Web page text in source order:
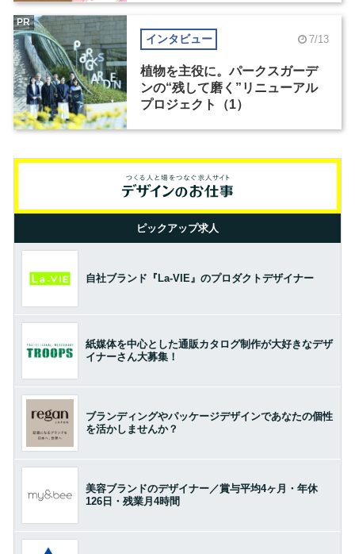
インタビュー 7/13
植物を主役に。パークスガーデ
ンの“残して磨く”リニューアル
プロジェクト（1）
PR
ピックアップ求人
自社ブランド『La-VIE』のプロダクトデザイナー
紙媒体を中心とした通販カタログ制作が大好きなデザ
イナーさん大募集！
ブランディングやパッケージデザインであなたの個性
を活かしませんか？
美容ブランドのデザイナー／賞与平均4ヶ月・年休
126日・残業月4時間